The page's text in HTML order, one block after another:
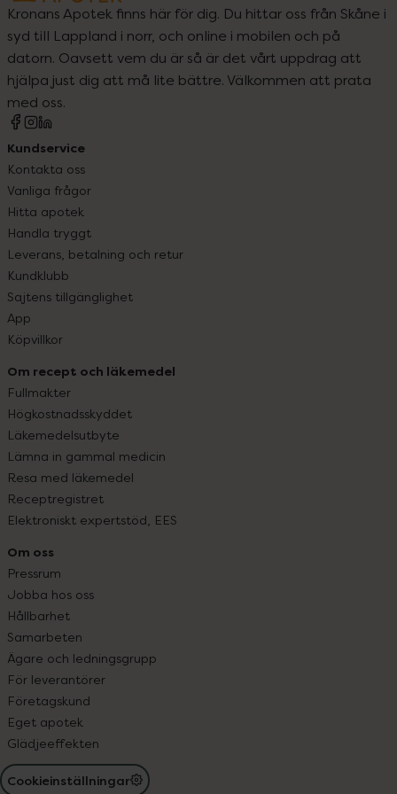
Kronans Apotek finns här för dig. Du hittar oss från Skåne i
syd till Lappland i norr, och online i mobilen och på
datorn. Oavsett vem du är så är det vårt uppdrag att
hjälpa just dig att må lite bättre. Välkommen att prata
med oss.
Kundservice
Kontakta oss
Vanliga frågor
Hitta apotek
Handla tryggt
Leverans, betalning och retur
Kundklubb
Sajtens tillgänglighet
App
Köpvillkor
Om recept och läkemedel
Fullmakter
Högkostnadsskyddet
Läkemedelsutbyte
Lämna in gammal medicin
Resa med läkemedel
Receptregistret
Elektroniskt expertstöd, EES
Om oss
Pressrum
Jobba hos oss
Hållbarhet
Samarbeten
Ägare och ledningsgrupp
För leverantörer
Företagskund
Eget apotek
Glädjeeffekten
Cookieinställningar